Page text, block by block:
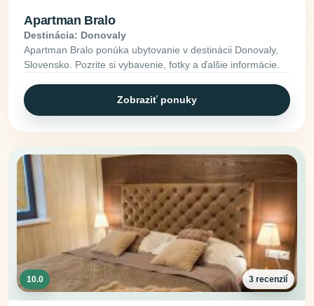
Apartman Bralo
Destinácia: Donovaly
Apartman Bralo ponúka ubytovanie v destinácii Donovaly,
Slovensko. Pozrite si vybavenie, fotky a ďalšie informácie.
Zobraziť ponuky
10.0 3 recenzií